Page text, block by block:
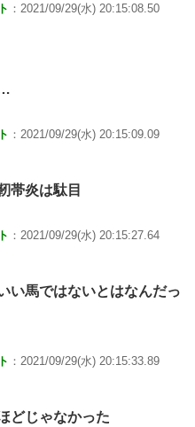
：2021/09/29(水) 20:15:08.50
：2021/09/29(水) 20:15:09.09
帯炎は駄目
：2021/09/29(水) 20:15:27.64
い馬ではないとはなんだっ
：2021/09/29(水) 20:15:33.89
どじゃなかった